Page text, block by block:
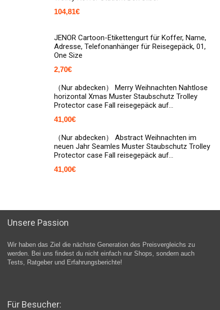
104,81€
JENOR Cartoon-Etikettengurt für Koffer, Name,
Adresse, Telefonanhänger für Reisegepäck, 01,
One Size
2,70€
（Nur abdecken） Merry Weihnachten Nahtlose
horizontal Xmas Muster Staubschutz Trolley
Protector case Fall reisegepäck auf…
41,00€
（Nur abdecken） Abstract Weihnachten im
neuen Jahr Seamles Muster Staubschutz Trolley
Protector case Fall reisegepäck auf…
41,00€
Unsere Passion
Wir haben das Ziel die nächste Generation des Preisvergleichs zu
werden. Bei uns findest du nicht einfach nur Shops, sondern auch
Tests, Ratgeber und Erfahrungsberichte!
Für Besucher: